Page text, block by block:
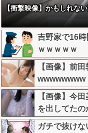
【衝撃映像】かもしれな
吉野家で16
ｗｗｗｗｗ
【画像】前
wwwwwwww
【画像】今
を出してた
ガチで抜け